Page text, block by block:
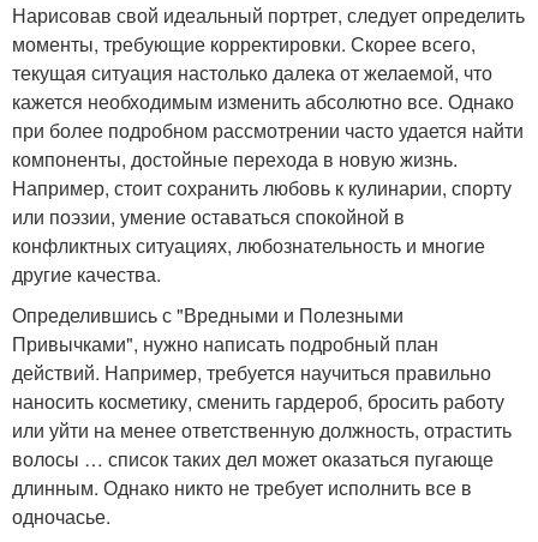
Нарисовав свой идеальный портрет, следует определить
моменты, требующие корректировки. Скорее всего,
текущая ситуация настолько далека от желаемой, что
кажется необходимым изменить абсолютно все. Однако
при более подробном рассмотрении часто удается найти
компоненты, достойные перехода в новую жизнь.
Например, стоит сохранить любовь к кулинарии, спорту
или поэзии, умение оставаться спокойной в
конфликтных ситуациях, любознательность и многие
другие качества.
Определившись с "Вредными и Полезными
Привычками", нужно написать подробный план
действий. Например, требуется научиться правильно
наносить косметику, сменить гардероб, бросить работу
или уйти на менее ответственную должность, отрастить
волосы … список таких дел может оказаться пугающе
длинным. Однако никто не требует исполнить все в
одночасье.